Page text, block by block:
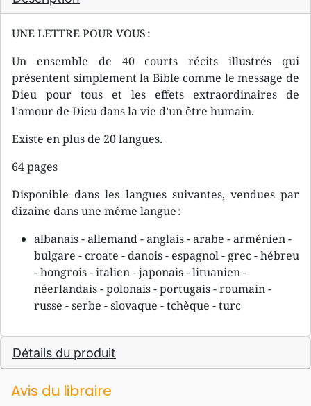
UNE LETTRE POUR VOUS :
Un ensemble de 40 courts récits illustrés qui
présentent simplement la Bible comme le message de
Dieu pour tous et les effets extraordinaires de
l’amour de Dieu dans la vie d’un être humain.
Existe en plus de 20 langues.
64 pages
Disponible dans les langues suivantes, vendues par
dizaine dans une même langue :
albanais - allemand - anglais - arabe - arménien -
bulgare - croate - danois - espagnol - grec - hébreu
- hongrois - italien - japonais - lituanien -
néerlandais - polonais - portugais - roumain -
russe - serbe - slovaque - tchèque - turc
Détails du produit
Avis du libraire